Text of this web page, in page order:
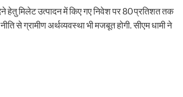
हेतु मिलेट उत्पादन में किए गए निवेश पर 80 प्रतिशत तक
से ग्रामीण अर्थव्यवस्था भी मजबूत होगी. सीएम धामी ने